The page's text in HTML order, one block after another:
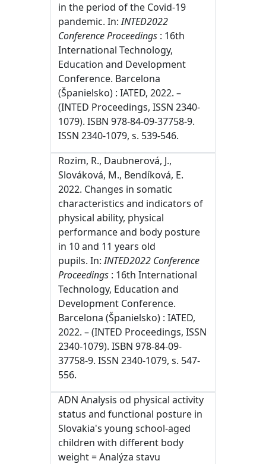
in the period of the Covid-19
pandemic. In:INTED2022
Conference Proceedings: 16th
International Technology,
Education and Development
Conference. Barcelona
(Španielsko) : IATED, 2022. –
(INTED Proceedings, ISSN 2340-
1079). ISBN 978-84-09-37758-9.
ISSN 2340-1079, s. 539-546.
Rozim, R., Daubnerová, J.,
Slováková, M., Bendíková, E.
2022. Changes in somatic
characteristics and indicators of
physical ability, physical
performance and body posture
in 10 and 11 years old
pupils. In:INTED2022 Conference
Proceedings: 16th International
Technology, Education and
Development Conference.
Barcelona (Španielsko) : IATED,
2022. – (INTED Proceedings, ISSN
2340-1079). ISBN 978-84-09-
37758-9. ISSN 2340-1079, s. 547-
556.
ADN Analysis od physical activity
status and functional posture in
Slovakia's young school-aged
children with different body
weight = Analýza stavu